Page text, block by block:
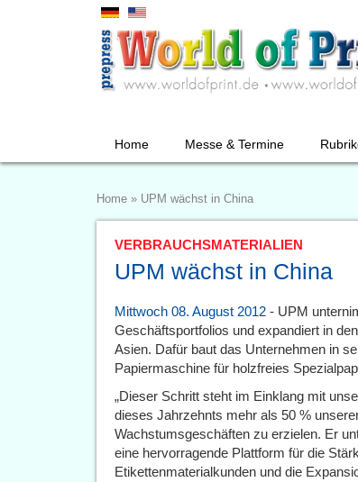
Home Messe & Termine
Home » UPM wächst in China
VERBRAUCHSMATERIALIEN
UPM wächst in China
Mittwoch 08. August 2012 - UPM
Geschäftsportfolios und expandiert in
Asien. Dafür baut das Unternehmen in
Papiermaschine für holzfreies
„Dieser Schritt steht im Einklang mit
dieses Jahrzehnts mehr als 50 %
Wachstumsgeschäften zu erzielen. Er
eine hervorragende Plattform für die
Etikettenmaterialkunden und die